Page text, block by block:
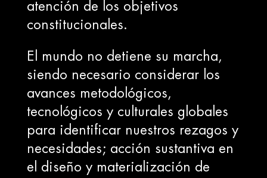
atención de los objetivos
constitucionales.
El mundo no detiene su marcha,
siendo necesario considerar los
avances metodológicos,
tecnológicos y culturales globales
para identificar nuestros rezagos y
necesidades; acción sustantiva en
el diseño y materialización de